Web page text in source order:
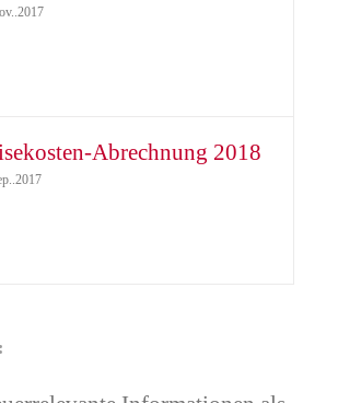
Abrechnung 2018